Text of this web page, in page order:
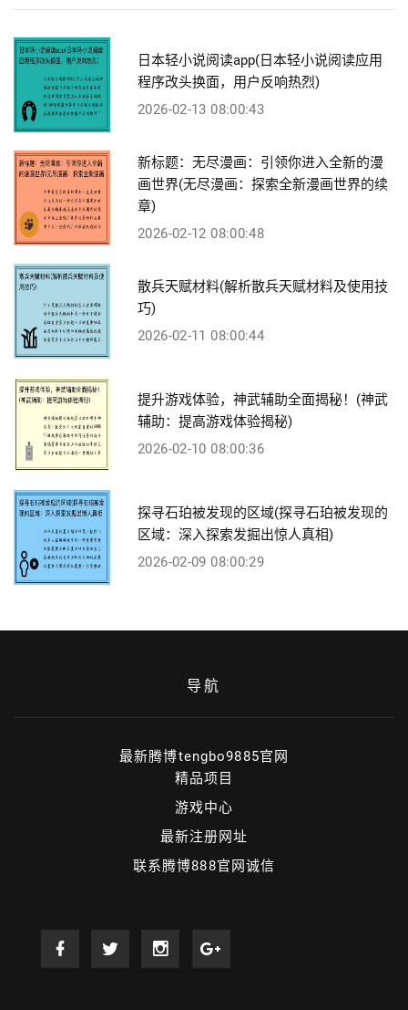
日本轻小说阅读app(日本轻小说阅读应用
程序改头换面，用户反响热烈)
2026-02-13 08:00:43
新标题：无尽漫画：引领你进入全新的漫
画世界(无尽漫画：探索全新漫画世界的续
章)
2026-02-12 08:00:48
散兵天赋材料(解析散兵天赋材料及使用技
巧)
2026-02-11 08:00:44
提升游戏体验，神武辅助全面揭秘！(神武
辅助：提高游戏体验揭秘)
2026-02-10 08:00:36
探寻石珀被发现的区域(探寻石珀被发现的
区域：深入探索发掘出惊人真相)
2026-02-09 08:00:29
导航
最新腾博tengbo9885官网
精品项目
游戏中心
最新注册网址
联系腾博888官网诚信